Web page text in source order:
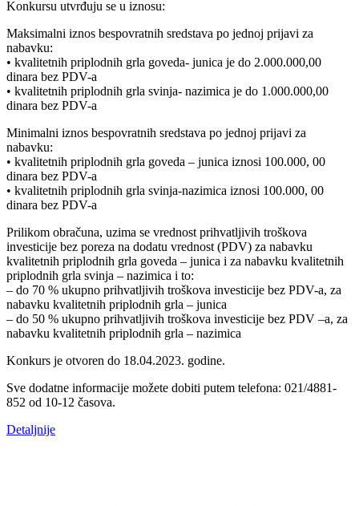
Konkursu utvrđuju se u iznosu:
Maksimalni iznos bespovratnih sredstava po jednoj prijavi za
nabavku:
• kvalitetnih priplodnih grla goveda- junica je do 2.000.000,00
dinara bez PDV-a
• kvalitetnih priplodnih grla svinja- nazimica je do 1.000.000,00
dinara bez PDV-a
Minimalni iznos bespovratnih sredstava po jednoj prijavi za
nabavku:
• kvalitetnih priplodnih grla goveda – junica iznosi 100.000, 00
dinara bez PDV-a
• kvalitetnih priplodnih grla svinja-nazimica iznosi 100.000, 00
dinara bez PDV-a
Prilikom obračuna, uzima se vrednost prihvatljivih troškova
investicije bez poreza na dodatu vrednost (PDV) za nabavku
kvalitetnih priplodnih grla goveda – junica i za nabavku kvalitetnih
priplodnih grla svinja – nazimica i to:
– do 70 % ukupno prihvatljivih troškova investicije bez PDV-a, za
nabavku kvalitetnih priplodnih grla – junica
– do 50 % ukupno prihvatljivih troškova investicije bez PDV –a, za
nabavku kvalitetnih priplodnih grla – nazimica
Konkurs je otvoren do 18.04.2023. godine.
Sve dodatne informacije možete dobiti putem telefona: 021/4881-
852 od 10-12 časova.
Detaljnije